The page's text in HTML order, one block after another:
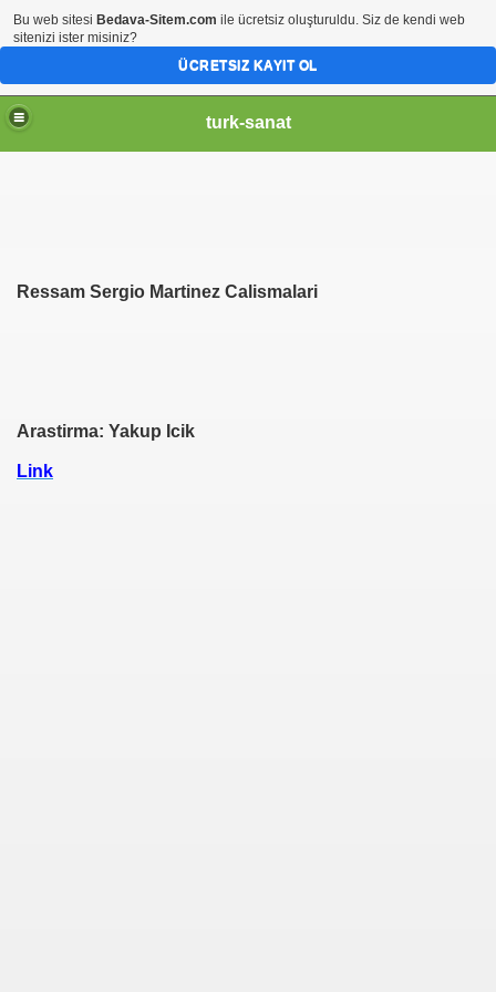
turk-sanat
Ressam Sergio Martinez Calismalari
Arastirma: Yakup Icik
Link
Bu web sitesi Bedava-Sitem.com ile ücretsiz oluşturuldu. Siz de kendi web
sitenizi ister misiniz?
ÜCRETSIZ KAYIT OL